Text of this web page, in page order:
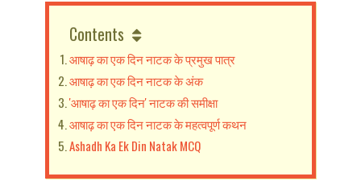
Contents
आषाढ़ का एक दिन नाटक के प्रमुख पात्र
आषाढ़ का एक दिन नाटक के अंक
'आषाढ़ का एक दिन' नाटक की समीक्षा
आषाढ़ का एक दिन नाटक के महत्वपूर्ण कथन
Ashadh Ka Ek Din Natak MCQ